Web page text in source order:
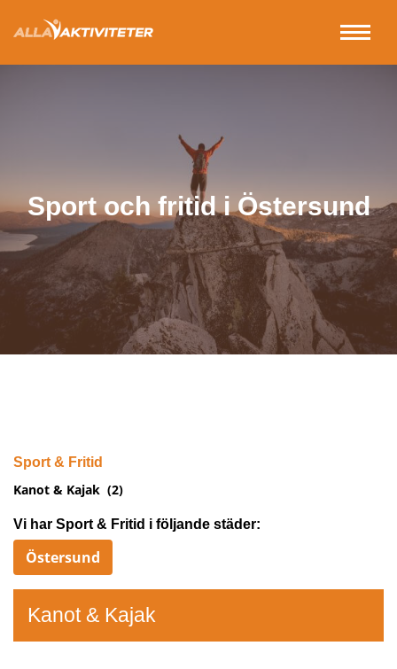
Sport och fritid i Östersund
Sport & Fritid
Kanot & Kajak (2)
Vi har Sport & Fritid i följande städer:
Östersund
Kanot & Kajak